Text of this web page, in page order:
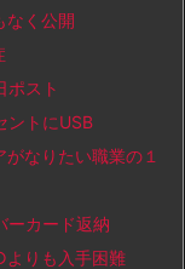
く公開
スト
トにUSB
なりたい職業の１
カード返納
りも入手困難